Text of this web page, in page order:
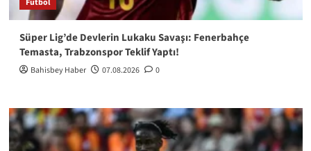
Futbol
Süper Lig’de Devlerin Lukaku Savaşı: Fenerbahçe
Temasta, Trabzonspor Teklif Yaptı!
Bahisbey Haber 07.08.2026 0